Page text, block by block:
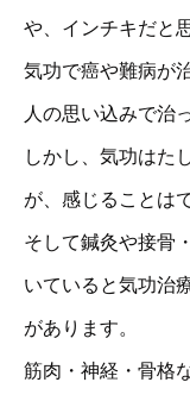
や、インチキだと
気功で癌や難病が
人の思い込みで治
しかし、気功はた
が、感じることは
そして鍼灸や接骨
いていると気功治
があります。
筋肉・神経・骨格